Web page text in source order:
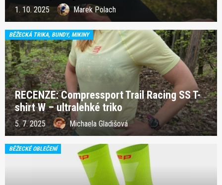
1. 10. 2025 Marek Polach
BĚŽECKÁ TRIKA, BUNDY, MIKINY
RECENZE: Compressport Trail Racing SS T-
shirt W – ultralehké triko
5. 7. 2025 Michaela Gladišová
BĚŽECKÉ OBLEČENÍ